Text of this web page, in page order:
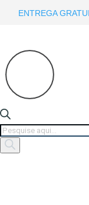
ENTREGA
Products
search